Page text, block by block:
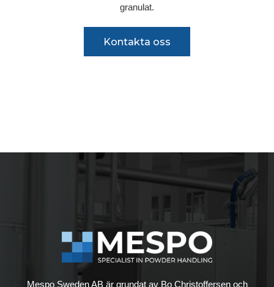
granulat.
Kontakta oss
Mespo Sweden AB är grundat av Bo Christoffersen och